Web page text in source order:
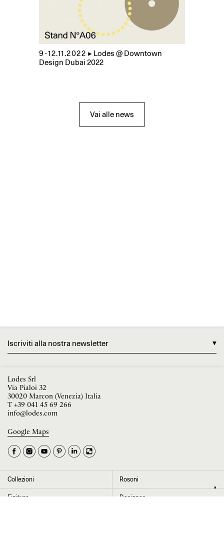
9-12.11.2022 ▲ Lodes @ Downtown
Design Dubai 2022
Vai alle news
Iscriviti alla nostra newsletter
La tua occupazione è
Seleziona il paese ►
newsletter
Lodes Srl
Via Pialoi 32
30020 Marcon (Venezia) Italia
T +39 041 45 69 266
info@lodes.com
Google Maps
Collezioni Rosoni
Finiture Designer